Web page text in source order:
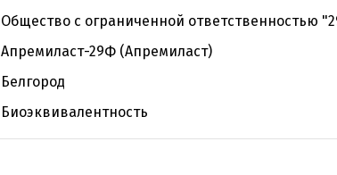
Общество с ограниченной ответственностью
Апремиласт-29Ф (Апремиласт)
Белгород
Биоэквивалентность